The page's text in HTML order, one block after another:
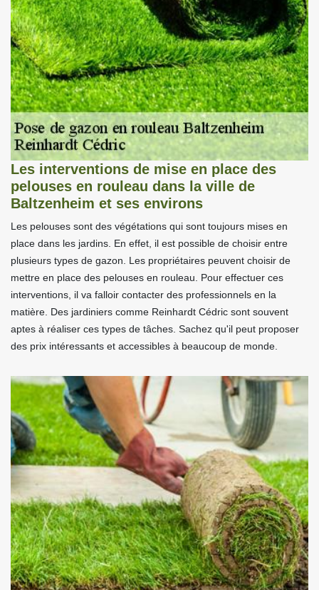
Les interventions de mise en place des
pelouses en rouleau dans la ville de
Baltzenheim et ses environs
Les pelouses sont des végétations qui sont toujours mises en
place dans les jardins. En effet, il est possible de choisir entre
plusieurs types de gazon. Les propriétaires peuvent choisir de
mettre en place des pelouses en rouleau. Pour effectuer ces
interventions, il va falloir contacter des professionnels en la
matière. Des jardiniers comme Reinhardt Cédric sont souvent
aptes à réaliser ces types de tâches. Sachez qu'il peut proposer
des prix intéressants et accessibles à beaucoup de monde.